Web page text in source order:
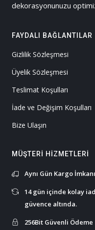
dekorasyonunuzu
FAYDALI BAĞLANTILAR
Gizlilik Sözleşmesi
Üyelik Sözleşmesi
Teslimat Koşulları
İade ve Değişim Koşulları
Bize Ulaşın
MÜŞTERI HIZMETLERI
Aynı Gün Kargo İmkanı
14 gün içinde kolay
güvence altında.
256Bit Güvenli Ödeme